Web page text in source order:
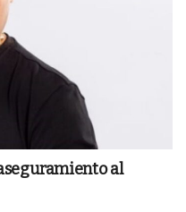
al